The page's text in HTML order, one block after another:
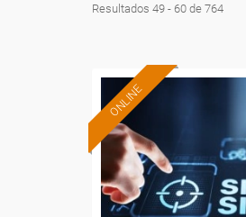
Resultados 49 - 60 de 764
ONLINE